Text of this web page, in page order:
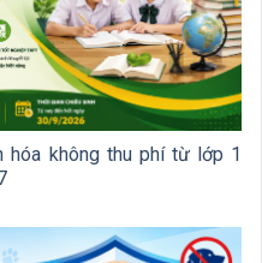
hóa không thu phí từ lớp 1